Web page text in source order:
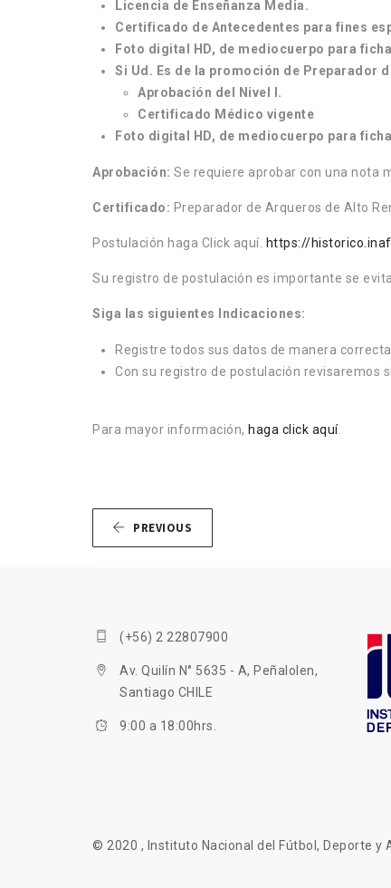
Licencia de Enseñanza Media.
Certificado de Antecedentes para fines
Foto digital HD, de mediocuerpo para
Si Ud. Es de la promoción de Preparador
Aprobación del Nivel I.
Certificado Médico vigente
Foto digital HD, de mediocuerpo para
Aprobación: Se requiere aprobar con una nota
Certificado: Preparador de Arqueros de Alto
Postulación haga Click aquí. https://
Su registro de postulación es importante se
Siga las siguientes Indicaciones:
Registre todos sus datos de manera
Con su registro de postulación revisaremos
Para mayor información, haga click aquí.
PREVIOUS
(+56) 2 22807900
Av. Quilín N° 5635 - A, Peñalolen,
Santiago CHILE
9:00 a 18:00hrs.
© 2020 , Instituto Nacional del Fútbol, Deporte y